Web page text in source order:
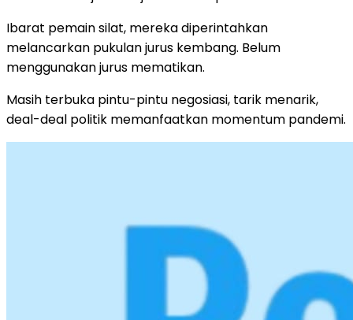
Ibarat pemain silat, mereka diperintahkan
melancarkan pukulan jurus kembang. Belum
menggunakan jurus mematikan.
Masih terbuka pintu-pintu negosiasi, tarik menarik,
deal-deal politik memanfaatkan momentum pandemi.